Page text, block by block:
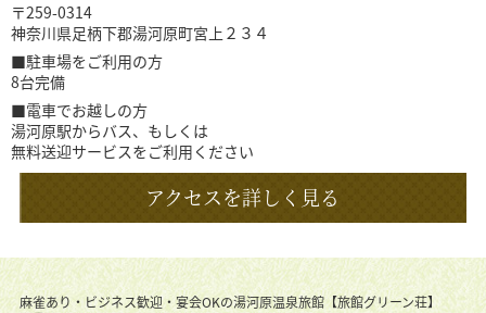
〒259-0314
神奈川県足柄下郡湯河原町宮上２３４
■駐車場をご利用の方
8台完備
■電車でお越しの方
湯河原駅からバス、もしくは
無料送迎サービスをご利用ください
アクセスを詳しく見る
麻雀あり・ビジネス歓迎・宴会OKの湯河原温泉旅館【旅館グリーン荘】